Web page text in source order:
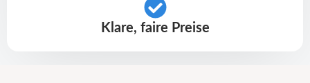
Klare, faire Preise